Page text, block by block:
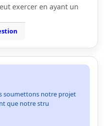
exercer en ayant un
soumettons notre projet
que notre stru